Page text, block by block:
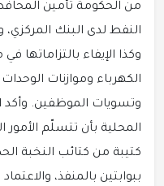
من الحكومة تأمين
النفط لدى البنك
وكذا الإيفاء
الكهرباء وموازنات الوحدات
وتسويات الموظفين.
المحلية بأن تتسلّم الأمور
كتيبة من كتائب النخبة
ببوابتين بالمنفذ،